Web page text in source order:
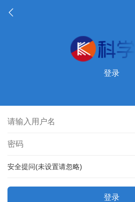
登录
安全提问(未设置请忽略)
登录